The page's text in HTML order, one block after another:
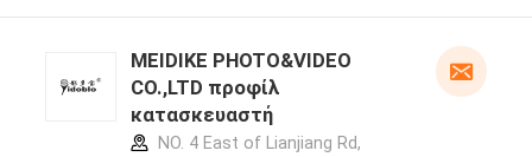
MEIDIKE PHOTO&VIDEO
CO.,LTD προφίλ
κατασκευαστή
NO. 4 East of Lianjiang Rd,